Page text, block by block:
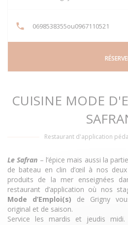
0698538355ou0967110521
CUISINE MODE
Restaurant d'application
Le Safran – l’épice mais aussi la
de bateau en clin d’œil à nos
produits de la mer enseignées
restaurant d’application où nos
Mode d’Emploi(s) de Grigny
original et de saison.
Service les mardis et jeudis